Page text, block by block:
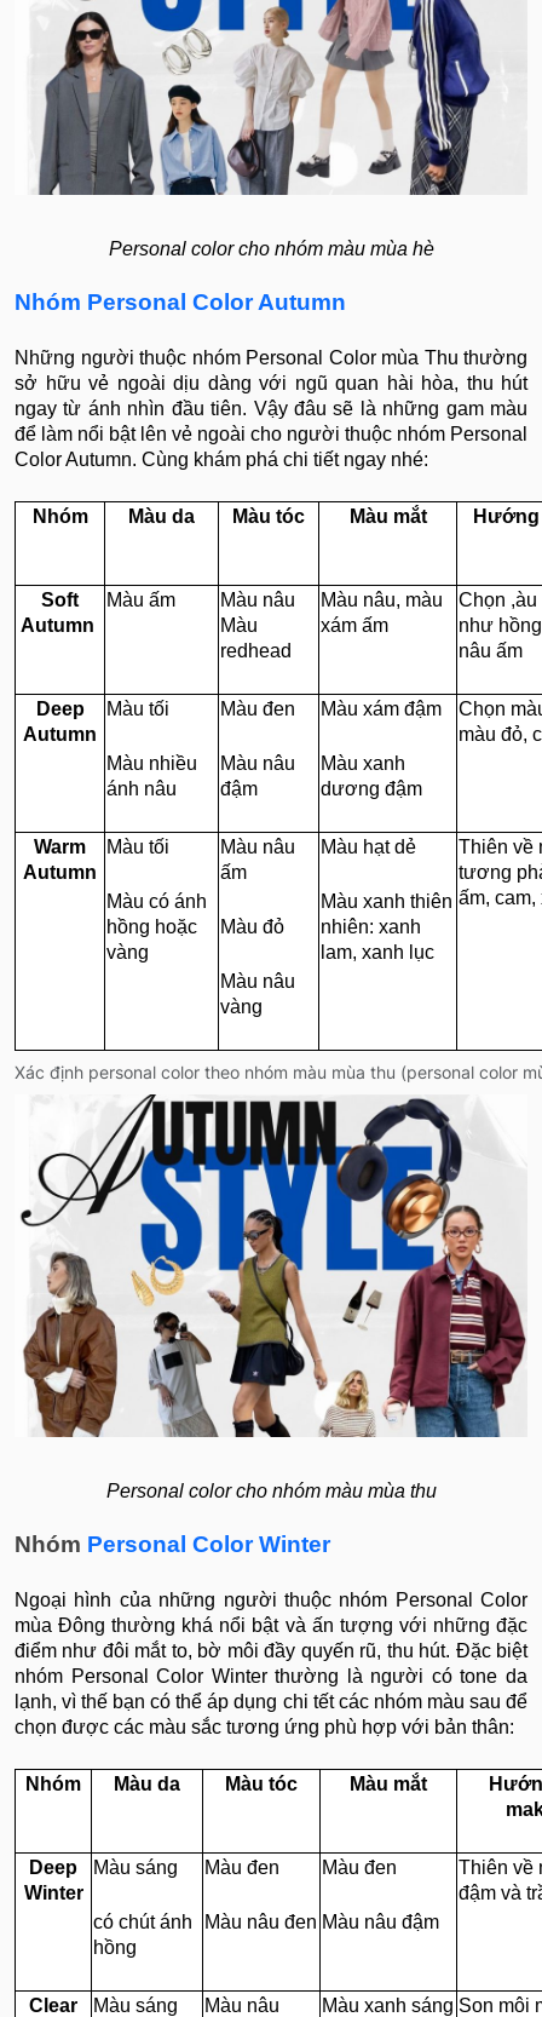
Personal color cho nhóm màu mùa hè
Nhóm Personal Color Autumn
Những người thuộc nhóm Personal Color mùa Thu thường
sở hữu vẻ ngoài dịu dàng với ngũ quan hài hòa, thu hút
ngay từ ánh nhìn đầu tiên. Vậy đâu sẽ là những gam màu
để làm nổi bật lên vẻ ngoài cho người thuộc nhóm Personal
Color Autumn. Cùng khám phá chi tiết ngay nhé:
Xác định personal color theo nhóm màu mùa thu (personal color
Nhóm Màu da Màu tóc Màu mắt
Soft
Autumn
Màu ấm
Màu nâu
Màu
redhead
Màu nâu, màu
xám ấm
Chọn
như
nâu ấm
Deep
Autumn
Màu tối
Màu nhiều
ánh nâu
Màu đen
Màu nâu
đậm
Màu xám đậm
Màu xanh
dương đậm
Chọn
màu đỏ,
Warm
Autumn
Màu tối
Màu có ánh
hồng hoặc
vàng
Màu nâu
ấm
Màu đỏ
Màu nâu
vàng
Màu hạt dẻ
Màu xanh thiên
nhiên: xanh
lam, xanh lục
Thiên về
tương
ấm, cam,
Personal color cho nhóm màu mùa thu
Nhóm Personal Color Winter
Ngoại hình của những người thuộc nhóm Personal Color
mùa Đông thường khá nổi bật và ấn tượng với những đặc
điểm như đôi mắt to, bờ môi đầy quyến rũ, thu hút. Đặc biệt
nhóm Personal Color Winter thường là người có tone da
lạnh, vì thế bạn có thể áp dụng chi tết các nhóm màu sau để
chọn được các màu sắc tương ứng phù hợp với bản thân:
Nhóm Màu da Màu tóc Màu mắt
Deep
Winter
Màu sáng
có chút ánh
hồng
Màu đen
Màu nâu đen
Màu đen
Màu nâu đậm
Thiên về
đậm và
Clear
Màu sáng Màu nâu Màu xanh sáng Son môi